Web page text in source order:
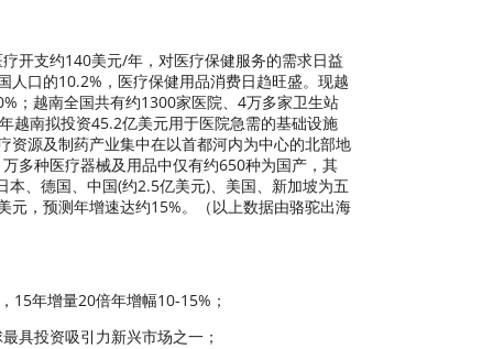
开支约140美元/年，对医疗保健服务的需求日益
口的10.2%，医疗保健用品消费日趋旺盛。现越
；越南全国共有约1300家医院、4万多家卫生站
越南拟投资45.2亿美元用于医院急需的基础设施
资源及制药产业集中在以首都河内为中心的北部地
多种医疗器械及用品中仅有约650种为国产，其
、德国、中国(约2.5亿美元)、美国、新加坡为五
元，预测年增速达约15%。（以上数据由骆驼出海
15年增量20倍年增幅10-15%；
具投资吸引力新兴市场之一；